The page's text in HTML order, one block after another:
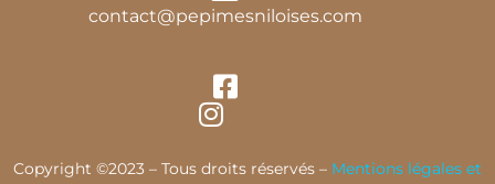
contact@pepimesniloises.com
Copyright ©2023 – Tous droits réservés – Mentions légales et